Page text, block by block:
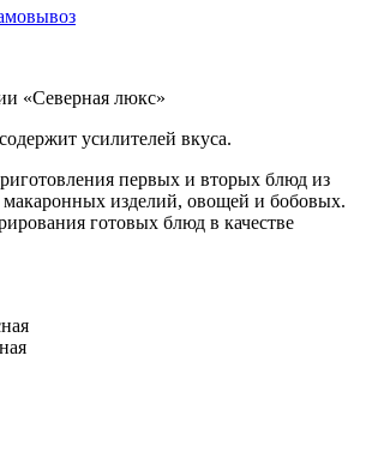
«Северная люкс»
усилителей вкуса.
первых и вторых блюд из
изделий, овощей и бобовых.
готовых блюд в качестве